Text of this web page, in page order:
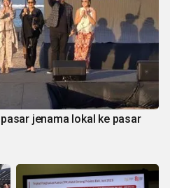
jenama lokal ke pasar